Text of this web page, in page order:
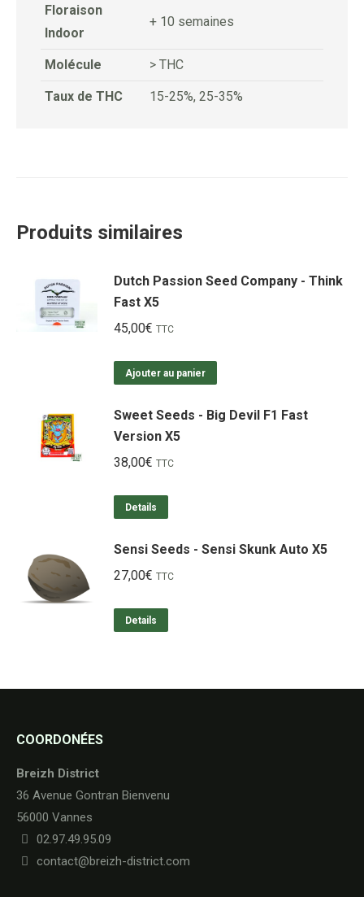
Floraison
Indoor
+ 10 semaines
Molécule > THC
Taux de THC 15-25%, 25-35%
Produits similaires
Dutch Passion Seed Company - Think
Fast X5
45,00€ TTC
Ajouter au panier
Sweet Seeds - Big Devil F1 Fast
Version X5
38,00€ TTC
Details
Sensi Seeds - Sensi Skunk Auto X5
27,00€ TTC
Details
COORDONÉES
Breizh District
36 Avenue Gontran Bienvenu
56000 Vannes
02.97.49.95.09
contact@breizh-district.com